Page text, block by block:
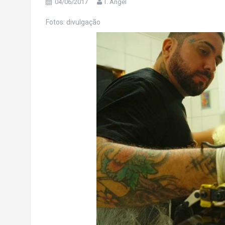
04/06/2017 T. Angel
Fotos: divulgação